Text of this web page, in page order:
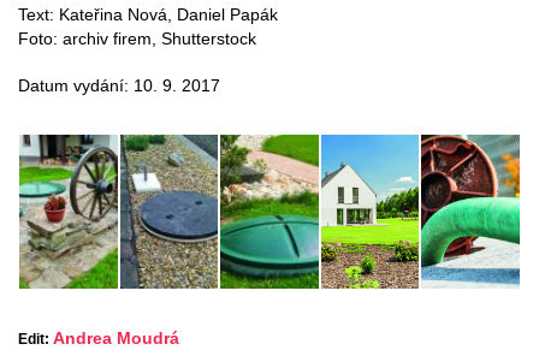
Text: Kateřina Nová, Daniel Papák
Foto: archiv firem, Shutterstock
Datum vydání: 10. 9. 2017
Edit: Andrea Moudrá